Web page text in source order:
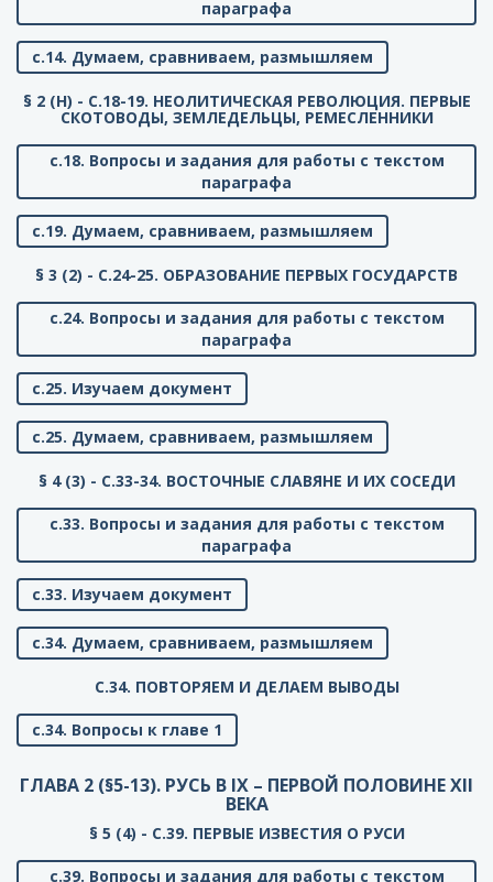
параграфа
с.14. Думаем, сравниваем, размышляем
§ 2 (Н) - C.18-19. НЕОЛИТИЧЕСКАЯ РЕВОЛЮЦИЯ. ПЕРВЫЕ
СКОТОВОДЫ, ЗЕМЛЕДЕЛЬЦЫ, РЕМЕСЛЕННИКИ
с.18. Вопросы и задания для работы с текстом
параграфа
с.19. Думаем, сравниваем, размышляем
§ 3 (2) - C.24-25. ОБРАЗОВАНИЕ ПЕРВЫХ ГОСУДАРСТВ
с.24. Вопросы и задания для работы с текстом
параграфа
с.25. Изучаем документ
с.25. Думаем, сравниваем, размышляем
§ 4 (3) - C.33-34. ВОСТОЧНЫЕ СЛАВЯНЕ И ИХ СОСЕДИ
с.33. Вопросы и задания для работы с текстом
параграфа
с.33. Изучаем документ
с.34. Думаем, сравниваем, размышляем
C.34. ПОВТОРЯЕМ И ДЕЛАЕМ ВЫВОДЫ
с.34. Вопросы к главе 1
ГЛАВА 2 (§5-13). РУСЬ В IX – ПЕРВОЙ ПОЛОВИНЕ XII
ВЕКА
§ 5 (4) - C.39. ПЕРВЫЕ ИЗВЕСТИЯ О РУСИ
с.39. Вопросы и задания для работы с текстом